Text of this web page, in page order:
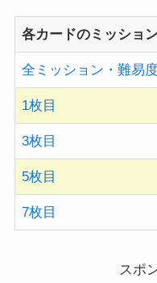
各カードのミッショ
全ミッション・難易
1枚目
3枚目
5枚目
7枚目
スポ